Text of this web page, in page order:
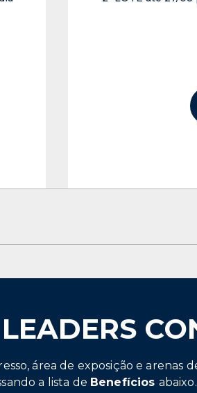
área de exposição e arenas
a lista de Benefícios abaixo.